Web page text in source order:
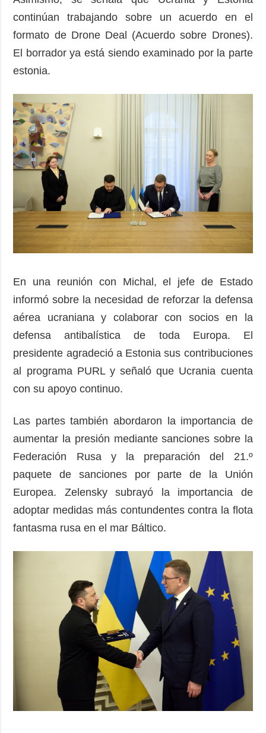
continúan trabajando sobre un acuerdo en el
formato de Drone Deal (Acuerdo sobre Drones).
El borrador ya está siendo examinado por la parte
estonia.
En una reunión con Michal, el jefe de Estado
informó sobre la necesidad de reforzar la defensa
aérea ucraniana y colaborar con socios en la
defensa antibalística de toda Europa. El
presidente agradeció a Estonia sus contribuciones
al programa PURL y señaló que Ucrania cuenta
con su apoyo continuo.
Las partes también abordaron la importancia de
aumentar la presión mediante sanciones sobre la
Federación Rusa y la preparación del 21.º
paquete de sanciones por parte de la Unión
Europea. Zelensky subrayó la importancia de
adoptar medidas más contundentes contra la flota
fantasma rusa en el mar Báltico.